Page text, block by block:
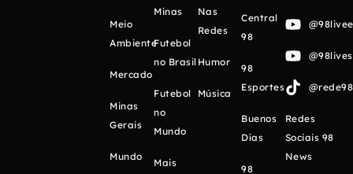
Meio
Ambiente
Mercado
Minas
Gerais
Mundo
Minas
Futebol
no Brasil
Futebol
no
Mundo
Mais
Nas
Redes
Humor
Música
Central
98
98
Esportes
Buenos
Días
98
Redes
Sociais 98
News